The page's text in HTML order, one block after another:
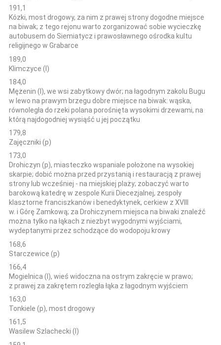
191,1
Kózki, most drogowy, za nim z prawej strony dogodne miejsce
na biwak; z tego rejonu warto zorganizować sobie wycieczkę
autobusem do Siemiatycz i prawosławnego ośrodka kultu
religijnego w Grabarce
189,0
Klimczyce (l)
184,0
Mężenin (l), we wsi zabytkowy dwór; na łagodnym zakolu Bugu
w lewo na prawym brzegu dobre miejsce na biwak: wąska,
równoległa do rzeki polana porośnięta wysokimi drzewami, na
którą najdogodniej wysiąść u jej początku
179,8
Zajęczniki (p)
173,0
Drohiczyn (p), miasteczko wspaniale położone na wysokiej
skarpie; dobić można przed przystanią i restauracją z prawej
strony lub wcześniej - na miejskiej plaży; zobaczyć warto
barokową katedrę w zespole Kurii Diecezjalnej, zespoły
klasztorne franciszkanów i benedyktynek, cerkiew z XVIII
w. i Górę Zamkową; za Drohiczynem miejsca na biwaki znaleźć
można tylko na łąkach z niezbyt wygodnymi wyjściami,
wydeptanymi przez schodzące do wodopoju krowy
168,6
Starczewice (p)
166,4
Mogielnica (l), wieś widoczna na ostrym zakręcie w prawo;
z prawej za zakrętem rozległa łąka z łagodnym wyjściem
163,0
Tonkiele (p), most drogowy
161,5
Wasilew Szlachecki (l)